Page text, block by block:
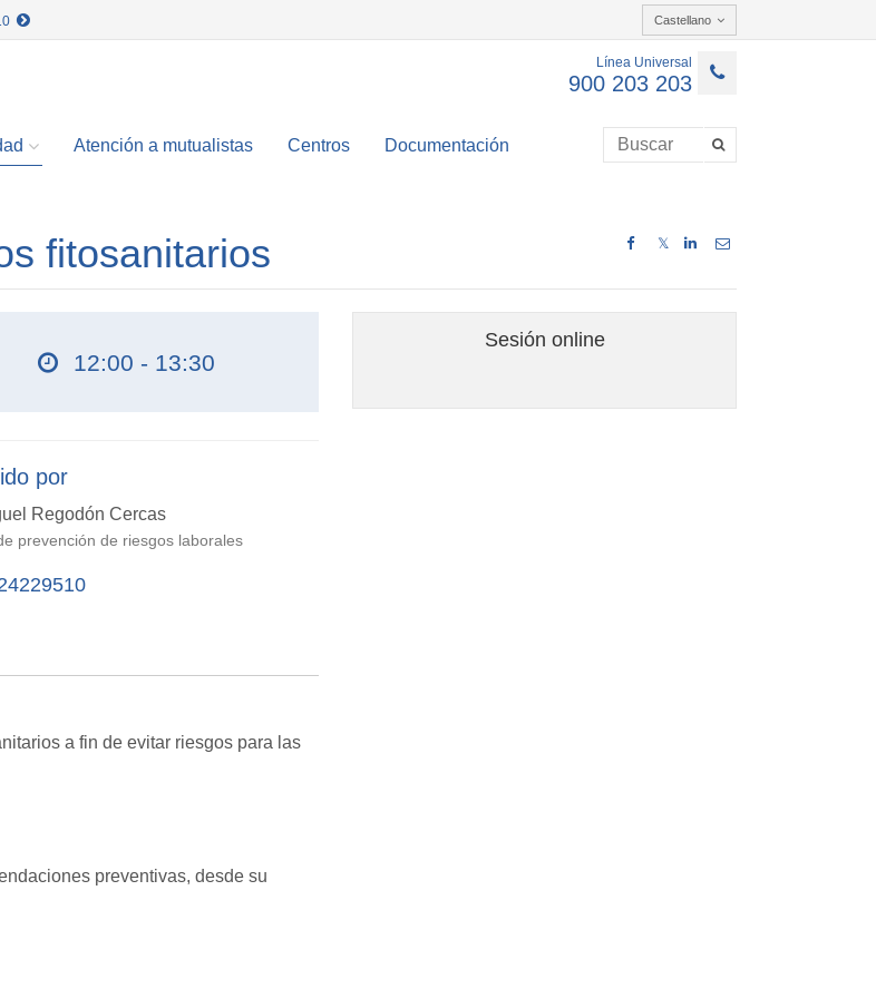
Castellano
Línea Universal
900 203 203
Atención a mutualistas Centros Documentación
𝕏
fitosanitarios
12:00 - 13:30
por
Regodón Cercas
prevención de riesgos laborales
a fin de evitar riesgos para las
preventivas, desde su
Sesión online